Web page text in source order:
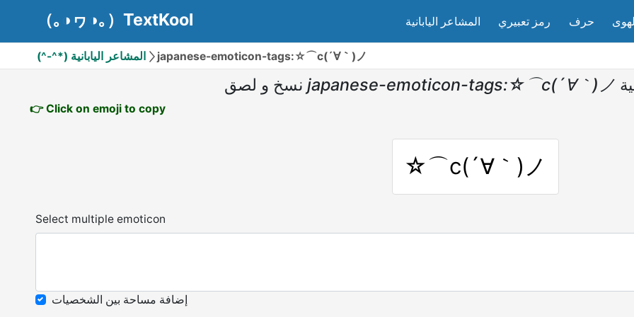
（｡◑ヮ◑｡）TextKool المشاعر اليابانية رمز تعبيري حرف
(^-^*) المشاعر اليابانية japanese-emoticon-tags:☆⌒c(´∀｀)ノ
نسخ و لصق japanese-emoticon-tags:☆⌒c(´∀｀)ノ
👉 Click on emoji to copy
☆⌒c(´∀｀)ノ
Select multiple emoticon
إضافة مساحة بين الشخصيات